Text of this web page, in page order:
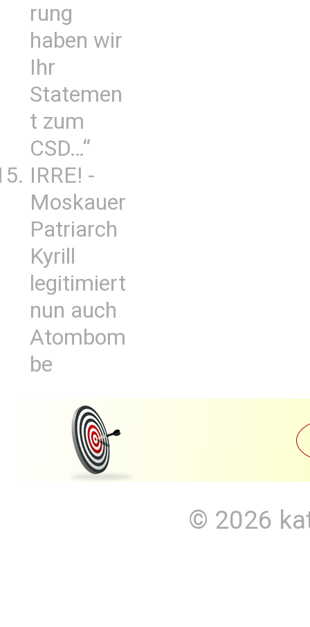
rung
haben wir
Ihr
Statemen
t zum
CSD…“
IRRE! -
Moskauer
Patriarch
Kyrill
legitimiert
nun auch
Atombom
be
© 2026